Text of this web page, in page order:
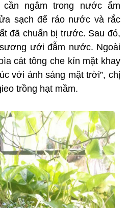
cần ngâm trong nước ẩm
sạch để ráo nước và rắc
đã chuẩn bị trước. Sau đó,
ưới đẫm nước. Ngoài
cát tông che kín mặt khay
với ánh sáng mặt trời”, chị
trồng hạt mầm.